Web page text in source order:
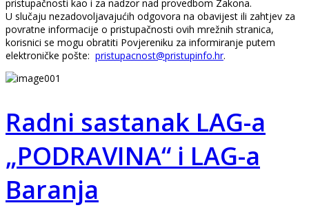
pristupačnosti kao i za nadzor nad provedbom Zakona.
U slučaju nezadovoljavajućih odgovora na obavijest ili zahtjev za
povratne informacije o pristupačnosti ovih mrežnih stranica,
korisnici se mogu obratiti Povjereniku za informiranje putem
elektroničke pošte: pristupacnost@pristupinfo.hr.
Radni sastanak LAG-a
„PODRAVINA“ i LAG-a
Baranja